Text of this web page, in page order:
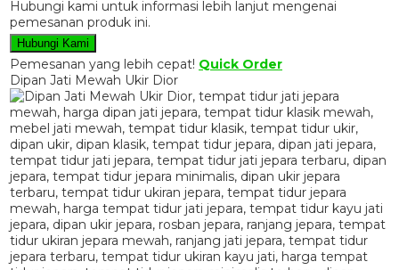
Hubungi kami untuk informasi lebih lanjut mengenai
pemesanan produk ini.
Hubungi Kami
Pemesanan yang lebih cepat! Quick Order
Dipan Jati Mewah Ukir Dior